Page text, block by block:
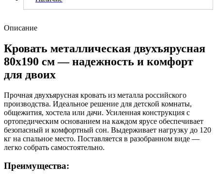
Описание
Кровать металлическая двухъярусная
80х190 см — надежность и комфорт
для двоих
Прочная двухъярусная кровать из металла российского
производства. Идеальное решение для детской комнаты,
общежития, хостела или дачи. Усиленная конструкция с
ортопедическим основанием на каждом ярусе обеспечивает
безопасный и комфортный сон. Выдерживает нагрузку до 120
кг на спальное место. Поставляется в разобранном виде —
легко собрать самостоятельно.
Преимущества: